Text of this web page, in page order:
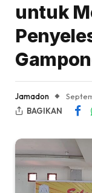
untuk
Jamadon
BAGIKAN